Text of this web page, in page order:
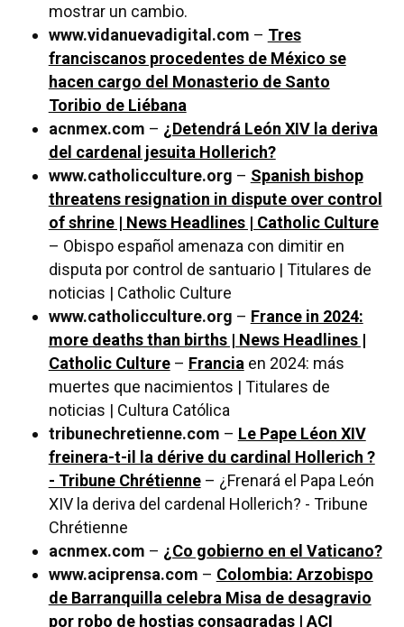
mostrar un cambio.
www.vidanuevadigital.com – Tres
franciscanos procedentes de México se
hacen cargo del Monasterio de Santo
Toribio de Liébana
acnmex.com – ¿Detendrá León XIV la deriva
del cardenal jesuita Hollerich?
www.catholicculture.org – Spanish bishop
threatens resignation in dispute over control
of shrine | News Headlines | Catholic Culture
– Obispo español amenaza con dimitir en
disputa por control de santuario | Titulares de
noticias | Catholic Culture
www.catholicculture.org – France in 2024:
more deaths than births | News Headlines |
Catholic Culture– Francia en 2024: más
muertes que nacimientos | Titulares de
noticias | Cultura Católica
tribunechretienne.com – Le Pape Léon XIV
freinera-t-il la dérive du cardinal Hollerich ?
- Tribune Chrétienne– ¿Frenará el Papa León
XIV la deriva del cardenal Hollerich? - Tribune
Chrétienne
acnmex.com – ¿Co gobierno en el Vaticano?
www.aciprensa.com – Colombia: Arzobispo
de Barranquilla celebra Misa de desagravio
por robo de hostias consagradas | ACI